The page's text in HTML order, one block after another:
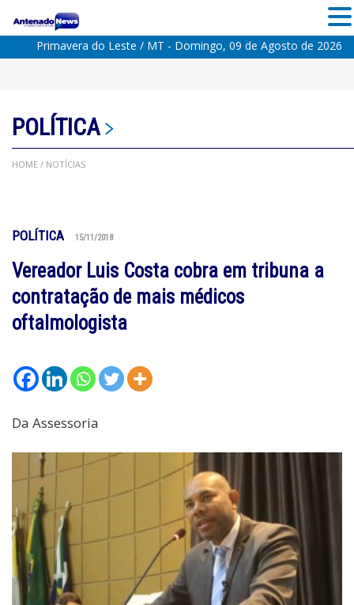
Primavera do Leste / MT - Domingo, 09 de Agosto de 2026
POLÍTICA
HOME / NOTÍCIAS
POLÍTICA 15/11/2018
Vereador Luis Costa cobra em tribuna a
contratação de mais médicos
oftalmologista
Da Assessoria